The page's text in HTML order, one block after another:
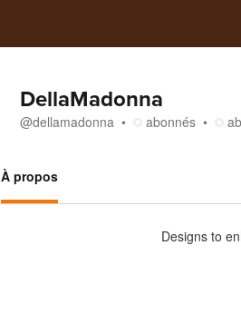
DellaMadonna
@dellamadonna abonnés
À propos
Designs to